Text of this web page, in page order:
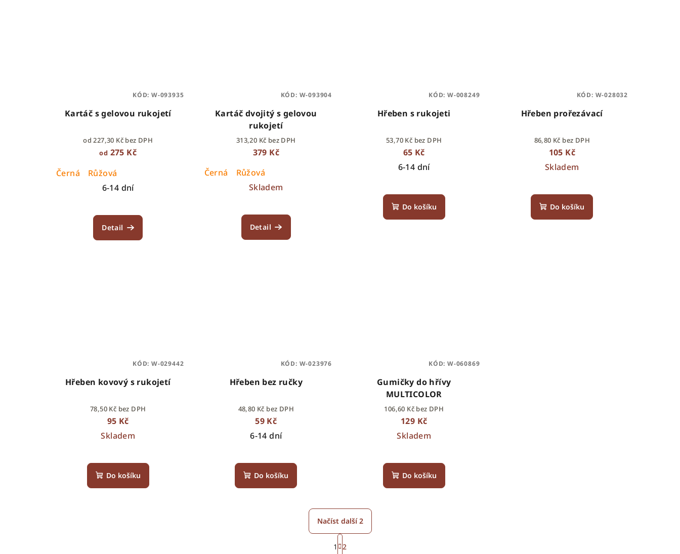
Kartáč s gelovou rukojetí
od 227,30 Kč bez DPH
od 275 Kč
Černá
Růžová
6-14 dní
Detail
KÓD:W-093935
Kartáč dvojitý s gelovou
rukojetí
313,20 Kč bez DPH
379 Kč
Černá
Růžová
Skladem
Detail
KÓD: W-093904
Hřeben s rukojeti
53,70 Kč bez DPH
65 Kč
6-14 dní
Do košíku
KÓD:W-008249
Hřeben prořezávací
86,80 Kč bez DPH
105 Kč
Skladem
Do košíku
KÓD: W-028032
Hřeben kovový s rukojetí
78,50 Kč bez DPH
95 Kč
Skladem
Do košíku
KÓD:W-029442
Hřeben bez ručky
48,80 Kč bez DPH
59 Kč
6-14 dní
Do košíku
KÓD: W-023976
Gumičky do hřívy
MULTICOLOR
106,60 Kč bez DPH
129 Kč
Skladem
Do košíku
KÓD:W-060869
Načíst další 2
S
t
1 2